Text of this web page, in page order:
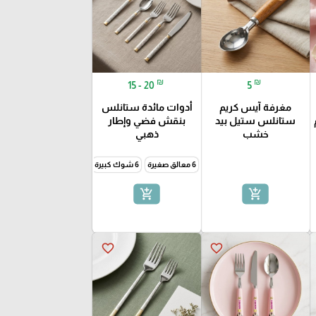
5 ₪
مغرفة آيس كريم
ستانلس ستيل بيد
خشب
add_shopping_cart
15 - 20 ₪
أدوات مائدة ستانلس
بنقش فضي وإطار
ذهبي
6 معالق صغيرة 6 شوك كبيرة
add_shopping_cart
favorite_border
favorite_border